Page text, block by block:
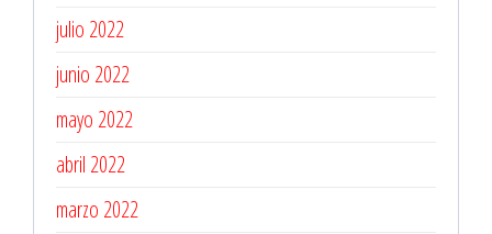
julio 2022
junio 2022
mayo 2022
abril 2022
marzo 2022